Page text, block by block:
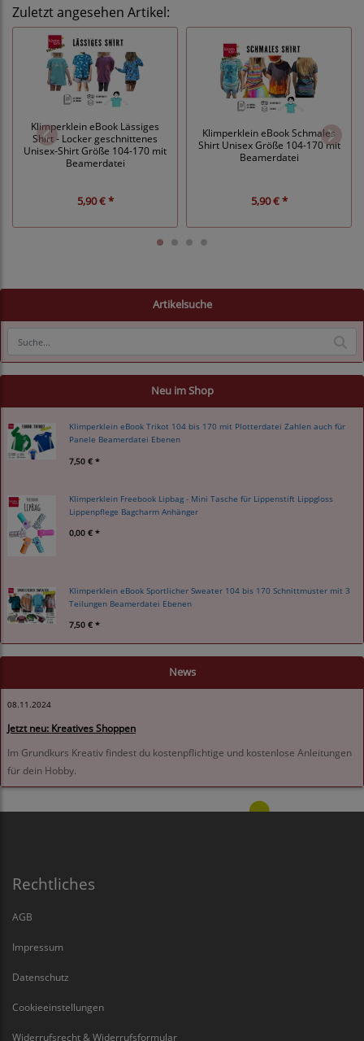
Zuletzt angesehen Artikel:
Klimperklein eBook Lässiges
Shirt - Locker geschnittenes
Unisex-Shirt Größe 104-170 mit
Beamerdatei
5,90 € *
Klimperklein eBook Schmales
Shirt Unisex Größe 104-170 mit
Beamerdatei
5,90 € *
Artikelsuche
Neu im Shop
Klimperklein eBook Trikot 104 bis 170 mit Plotterdatei Zahlen auch für
Panele Beamerdatei Ebenen
7,50 € *
Klimperklein Freebook Lipbag - Mini Tasche für Lippenstift Lippgloss
Lippenpflege Bagcharm Anhänger
0,00 € *
Klimperklein eBook Sportlicher Sweater 104 bis 170 Schnittmuster mit 3
Teilungen Beamerdatei Ebenen
7,50 € *
News
08.11.2024
Jetzt neu: Kreatives Shoppen
Im Grundkurs Kreativ findest du kostenpflichtige und kostenlose Anleitungen
für dein Hobby.
Rechtliches
AGB
Impressum
Datenschutz
Cookieeinstellungen
Widerrufsrecht & Widerrufsformular